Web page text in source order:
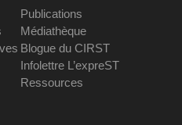
Publications
Médiathèque
Blogue du CIRST
Infolettre L’expreST
Ressources